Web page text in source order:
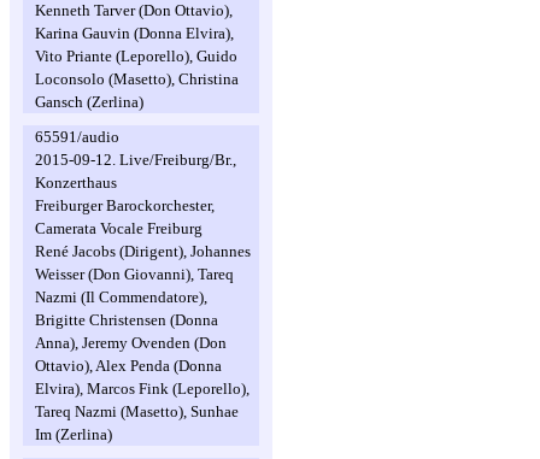
Kenneth Tarver (Don Ottavio),
Karina Gauvin (Donna Elvira),
Vito Priante (Leporello), Guido
Loconsolo (Masetto), Christina
Gansch (Zerlina)
65591/audio
2015-09-12. Live/Freiburg/Br.,
Konzerthaus
Freiburger Barockorchester,
Camerata Vocale Freiburg
René Jacobs (Dirigent), Johannes
Weisser (Don Giovanni), Tareq
Nazmi (Il Commendatore),
Brigitte Christensen (Donna
Anna), Jeremy Ovenden (Don
Ottavio), Alex Penda (Donna
Elvira), Marcos Fink (Leporello),
Tareq Nazmi (Masetto), Sunhae
Im (Zerlina)